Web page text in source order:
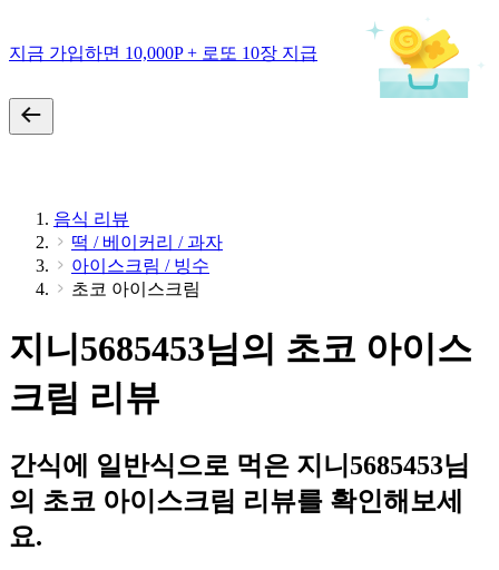
지금 가입하면 10,000P + 로또 10장 지급
음식 리뷰
떡 / 베이커리 / 과자
아이스크림 / 빙수
초코 아이스크림
지니5685453님의 초코 아이스
크림 리뷰
간식에 일반식으로 먹은 지니5685453님
의 초코 아이스크림 리뷰를 확인해보세
요.